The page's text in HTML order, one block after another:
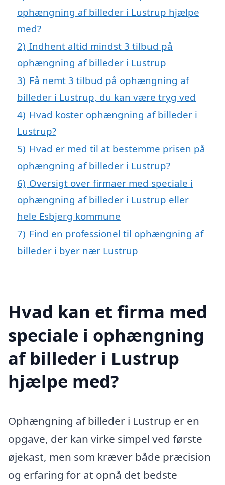
ophængning af billeder i Lustrup hjælpe
med?
2) Indhent altid mindst 3 tilbud på
ophængning af billeder i Lustrup
3) Få nemt 3 tilbud på ophængning af
billeder i Lustrup, du kan være tryg ved
4) Hvad koster ophængning af billeder i
Lustrup?
5) Hvad er med til at bestemme prisen på
ophængning af billeder i Lustrup?
6) Oversigt over firmaer med speciale i
ophængning af billeder i Lustrup eller
hele Esbjerg kommune
7) Find en professionel til ophængning af
billeder i byer nær Lustrup
Hvad kan et firma med
speciale i ophængning
af billeder i Lustrup
hjælpe med?
Ophængning af billeder i Lustrup er en
opgave, der kan virke simpel ved første
øjekast, men som kræver både præcision
og erfaring for at opnå det bedste